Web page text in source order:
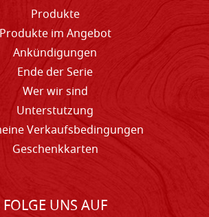
Produkte
Produkte im Angebot
Ankündigungen
Ende der Serie
Wer wir sind
Unterstutzung
Verkaufsbedingungen
Geschenkkarten
FOLGE UNS AUF